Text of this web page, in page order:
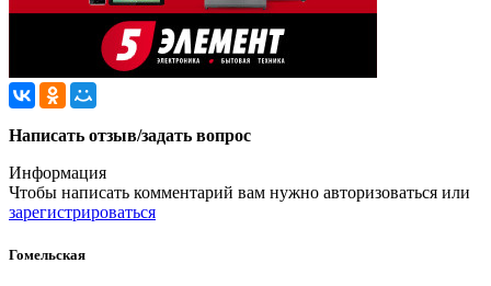
Написать отзыв/задать вопрос
Информация
Чтобы написать комментарий вам нужно авторизоваться или
зарегистрироваться
Гомельская